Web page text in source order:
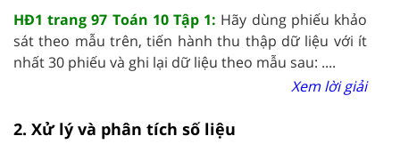
HĐ1 trang 97 Toán 10 Tập 1: Hãy dùng phiếu khảo
sát theo mẫu trên, tiến hành thu thập dữ liệu với ít
nhất 30 phiếu và ghi lại dữ liệu theo mẫu sau: ....
Xem lời giải
2. Xử lý và phân tích số liệu